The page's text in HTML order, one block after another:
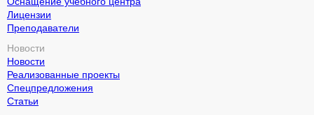
Лицензии
Преподаватели
Новости
Новости
Реализованные проекты
Спецпредложения
Статьи